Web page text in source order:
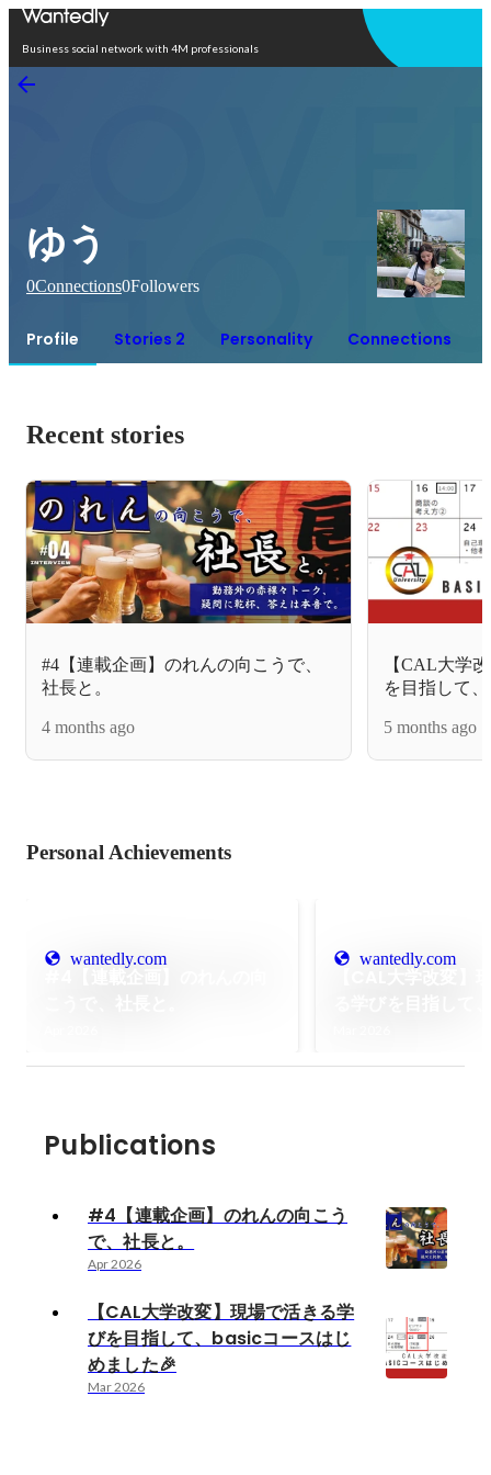
Business social network with 4M professionals
ゆう
0Connections0Followers
Profile Stories 2 Personality Connections
Recent stories
#4【連載企画】のれんの向こうで、
社長と。
4 months ago
【CAL大学
を目指して
5 months ago
Personal Achievements
wantedly.com wantedly.com
Publications
#4【連載企画】のれんの向こう
で、社長と。
Apr 2026
【CAL大学改変】現場で活きる学
びを目指して、basicコースはじ
めました🎉
Mar 2026